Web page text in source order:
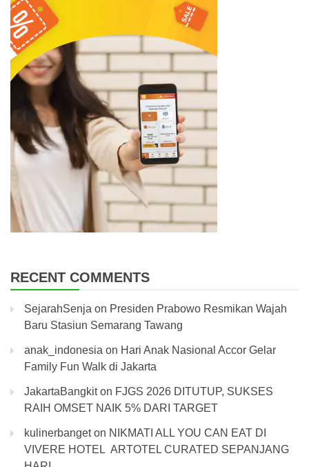
RECENT COMMENTS
SejarahSenja on Presiden Prabowo Resmikan Wajah
Baru Stasiun Semarang Tawang
anak_indonesia on Hari Anak Nasional Accor Gelar
Family Fun Walk di Jakarta
JakartaBangkiton FJGS 2026 DITUTUP, SUKSES
RAIH OMSET NAIK 5% DARI TARGET
kulinerbangeton NIKMATI ALL YOU CAN EAT DI
VIVERE HOTEL ARTOTEL CURATED SEPANJANG